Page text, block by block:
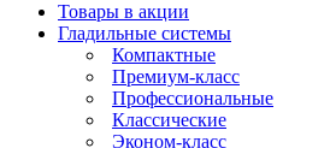
Товары в акции
Гладильные системы
Компактные
Премиум-класс
Профессиональные
Классические
Эконом-класс